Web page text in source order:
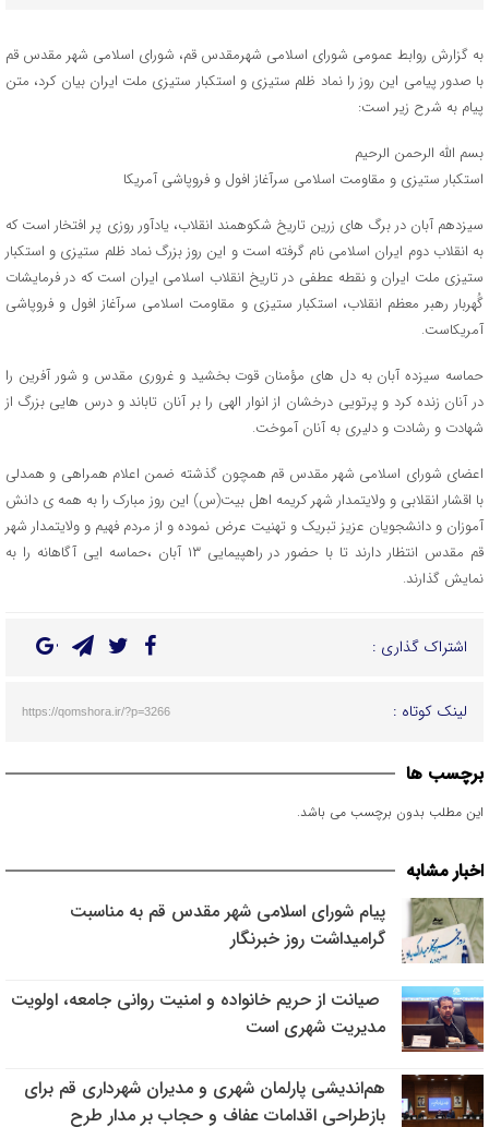
به گزارش روابط عمومی شورای اسلامی شهرمقدس قم، شورای اسلامی شهر مقدس قم
با صدور پیامی این روز را نماد ظلم ستیزی و استکبار ستیزی ملت ایران بیان کرد، متن
پیام به شرح زیر است:
بسم الله الرحمن الرحیم
استکبار ستیزی و مقاومت اسلامی سرآغاز افول و فروپاشی آمریکا
سیزدهم آبان در برگ های زرین تاریخ شکوهمند انقلاب، یادآور روزی پر افتخار است که
به انقلاب دوم ایران اسلامی نام گرفته است و این روز بزرگ نماد ظلم ستیزی و استکبار
ستیزی ملت ایران و نقطه عطفی در تاریخ انقلاب اسلامی ایران است که در فرمایشات
گُهربار رهبر معظم انقلاب، استکبار ستیزی و مقاومت اسلامی سرآغاز افول و فروپاشی
آمریکاست.
حماسه سیزده آبان به دل های مؤمنان قوت بخشید و غروری مقدس و شور آفرین را
در آنان زنده کرد و پرتویی درخشان از انوار الهی را بر آنان تاباند و درس هایی بزرگ از
شهادت و رشادت و دلیری به آنان آموخت.
اعضای شورای اسلامی شهر مقدس قم همچون گذشته ضمن اعلام همراهی و همدلی
با اقشار انقلابی و‌ ولایتمدار شهر کریمه اهل بیت(س) این روز مبارک را به همه ی دانش
آموزان و دانشجویان عزیز تبریک و تهنیت عرض نموده و از مردم فهیم و ولایتمدار شهر
قم مقدس انتظار دارند تا با حضور در راهپیمایی ۱۳ آبان ،حماسه ایی آگاهانه را به
نمایش گذارند.
اشتراک گذاری :
لینک کوتاه : https://qomshora.ir/?p=3266
برچسب ها
این مطلب بدون برچسب می باشد.
اخبار مشابه
پیام شورای اسلامی شهر مقدس قم به مناسبت
گرامیداشت روز خبرنگار
صیانت از حریم خانواده و امنیت روانی جامعه، اولویت
مدیریت شهری است
هم‌اندیشی پارلمان شهری و مدیران شهرداری قم برای
بازطراحی اقدامات عفاف و حجاب بر مدار طرح